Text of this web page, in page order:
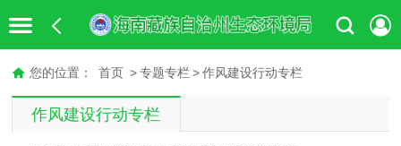
您的位置： 首页 > 专题专栏 > 作风建设行动专栏
作风建设行动专栏